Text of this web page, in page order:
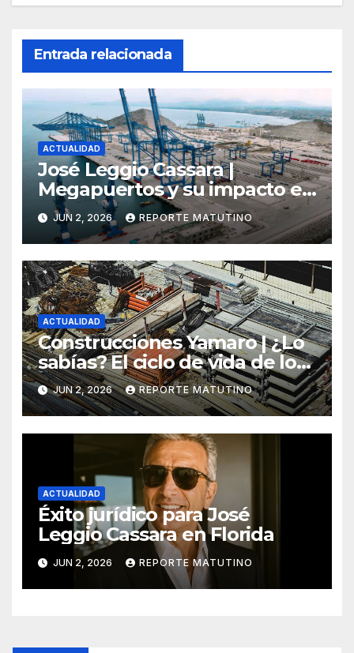
Entrada relacionada
ACTUALIDAD
José Leggio Cassara |
Megapuertos y su impacto en
el turismo y el comercio
global
JUN 2, 2026 REPORTE MATUTINO
ACTUALIDAD
Construcciones Yamaro | ¿Lo
sabías? El ciclo de vida de los
materiales de construcción
revoluciona eficiencia en
proyectos modernos
JUN 2, 2026 REPORTE MATUTINO
ACTUALIDAD
Éxito jurídico para José
Leggio Cassara en Florida
JUN 2, 2026 REPORTE MATUTINO